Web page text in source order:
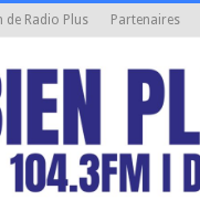
de Radio Plus Partenaires